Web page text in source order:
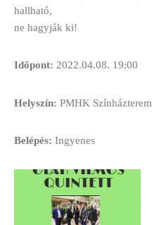
hallható,
ne hagyják ki!
Időpont: 2022.04.08. 19:00
Helyszín: PMHK Színházterem
Belépés: Ingyenes